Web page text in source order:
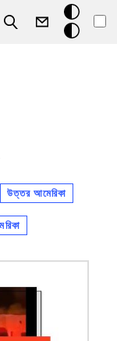
Search
ডার্ক
মোড
উত্তর আমেরিকা